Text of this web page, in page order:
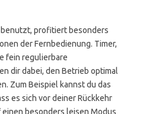
profitiert besonders
der Fernbedienung. Timer,
fein regulierbare
dir dabei, den Betrieb optimal
Zum Beispiel kannst du das
es sich vor deiner Rückkehr
besonders leisen Modus